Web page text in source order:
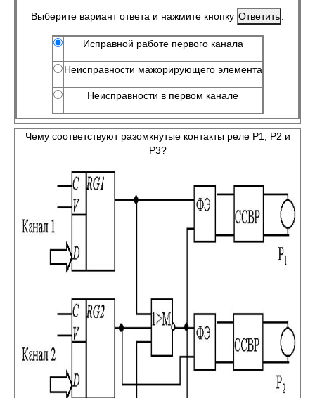
Выберите вариант ответа и нажмите кнопку :
Исправной работе первого канала
Неисправности мажорирующего элемента
Неисправности в первом канале
Чему соответствуют разомкнутые контакты реле Р1, Р2 и
Р3?